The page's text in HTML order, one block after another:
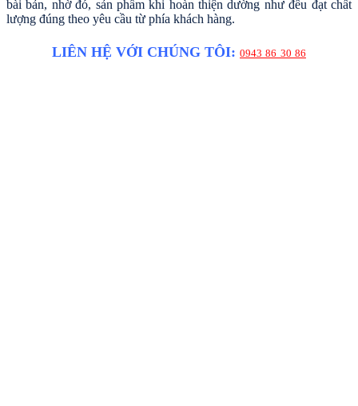
bài bản, nhờ đó, sản phẩm khi hoàn thiện dường như đều đạt chất
lượng đúng theo yêu cầu từ phía khách hàng.
LIÊN HỆ VỚI CHÚNG TÔI: 0943 86 30 86